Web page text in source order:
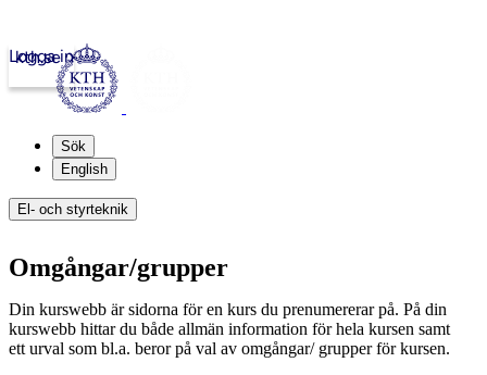
kth.se
Logga in
Sök
English
El- och styrteknik
Omgångar/grupper
Din kurswebb är sidorna för en kurs du prenumererar på. På din
kurswebb hittar du både allmän information för hela kursen samt
ett urval som bl.a. beror på val av omgångar/ grupper för kursen.